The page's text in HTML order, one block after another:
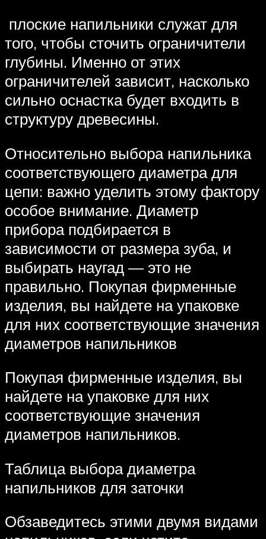
плоские напильники служат для
того, чтобы сточить ограничители
глубины. Именно от этих
ограничителей зависит, насколько
сильно оснастка будет входить в
структуру древесины.
Относительно выбора напильника
соответствующего диаметра для
цепи: важно уделить этому фактору
особое внимание. Диаметр
прибора подбирается в
зависимости от размера зуба, и
выбирать наугад — это не
правильно. Покупая фирменные
изделия, вы найдете на упаковке
для них соответствующие значения
диаметров напильников
Покупая фирменные изделия, вы
найдете на упаковке для них
соответствующие значения
диаметров напильников.
Таблица выбора диаметра
напильников для заточки
Обзаведитесь этими двумя видами